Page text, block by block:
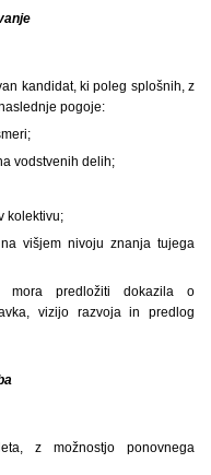
kandidat, ki poleg splošnih, z
pogoje:
vodstvenih delih;
kolektivu;
višjem nivoju znanja tujega
mora predložiti dokazila o
vizijo razvoja in predlog
z možnostjo ponovnega